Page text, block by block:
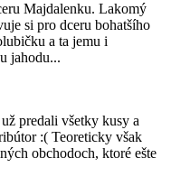
Majdalenku. Lakomý
si pro dceru bohatšího
a ta jemu i
jahodu...
predali všetky kusy a
:( Teoreticky však
obchodoch, ktoré ešte